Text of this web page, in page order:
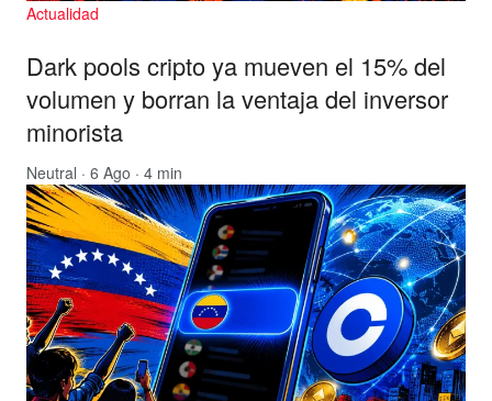
Actualidad
Dark pools cripto ya mueven el 15% del
volumen y borran la ventaja del inversor
minorista
Neutral · 6 Ago · 4 min